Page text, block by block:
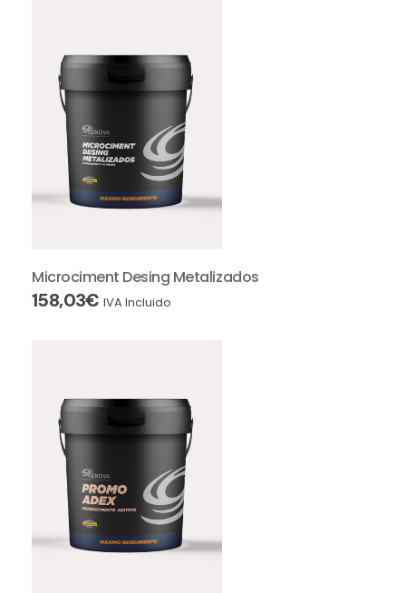
Microciment Desing Metalizados
158,03€ IVA Incluido